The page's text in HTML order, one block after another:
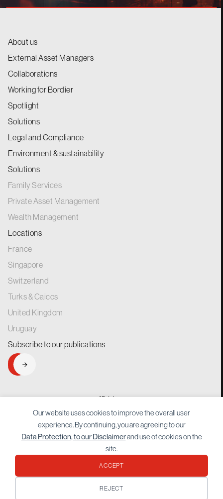
About us
External Asset Managers
Collaborations
Working for Bordier
Spotlight
Solutions
Legal and Compliance
Environment & sustainability
Solutions
Family Services
Private Asset Management
Wealth Management
Locations
France
Singapore
Switzerland
Turks & Caicos
United Kingdom
Uruguay
Subscribe to ourpublications
SIGNUP
for generations.
Protected by reCAPTCHA GooglePrivacy PolicyandTerms of Serviceapply.
Our website uses cookies to improve the overall user
experience. By continuing, you are agreeing to our
Data Protection, to our Disclaimerand use of cookies on the
site.
ACCEPT
REJECT